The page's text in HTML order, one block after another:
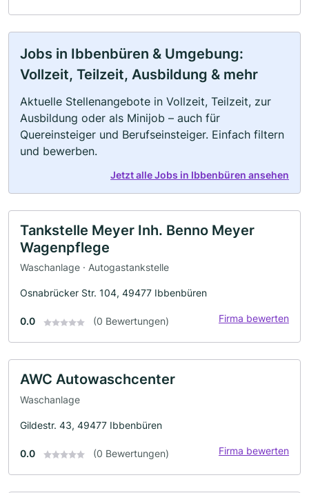
Jobs in Ibbenbüren & Umgebung:
Vollzeit, Teilzeit, Ausbildung & mehr
Aktuelle Stellenangebote in Vollzeit, Teilzeit, zur
Ausbildung oder als Minijob – auch für
Quereinsteiger und Berufseinsteiger. Einfach filtern
und bewerben.
Jetzt alle Jobs in Ibbenbüren ansehen
Tankstelle Meyer Inh. Benno Meyer
Wagenpflege
Waschanlage · Autogastankstelle
Osnabrücker Str. 104, 49477 Ibbenbüren
0.0 (0 Bewertungen) Firma bewerten
AWC Autowaschcenter
Waschanlage
Gildestr. 43, 49477 Ibbenbüren
0.0 (0 Bewertungen) Firma bewerten